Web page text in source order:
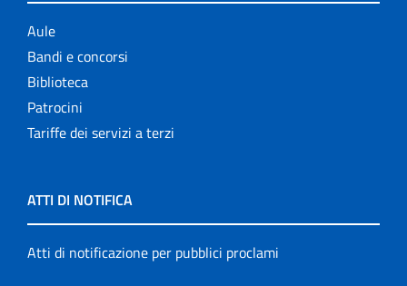
Aule
Bandi e concorsi
Biblioteca
Patrocini
Tariffe dei servizi a terzi
ATTI DI NOTIFICA
Atti di notificazione per pubblici proclami